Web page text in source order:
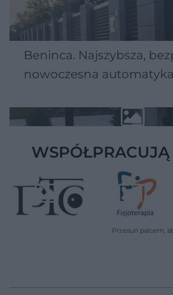
Beninca. Najszybsza,
nowoczesna